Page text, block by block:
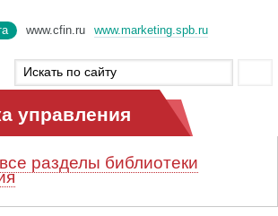
www.cfin.ru www.marketing.spb.ru
управления
все разделы библиотеки